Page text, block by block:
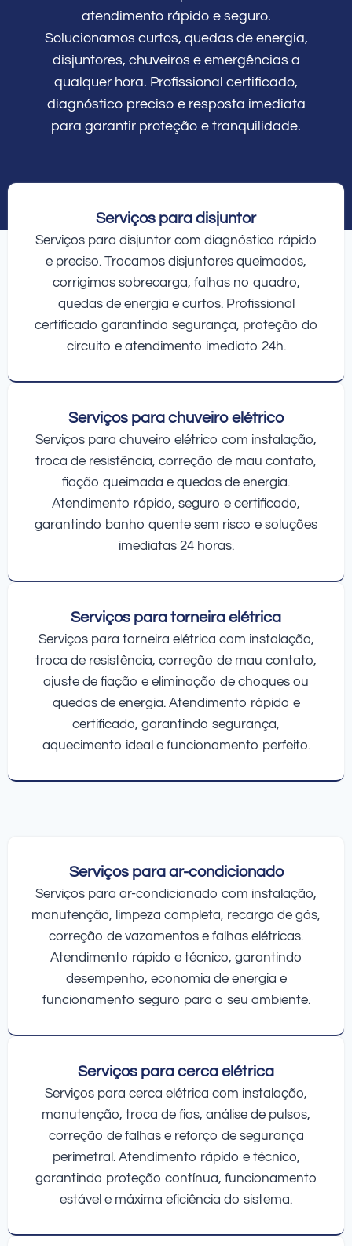
atendimento rápido e seguro.
Solucionamos curtos, quedas de energia,
disjuntores, chuveiros e emergências a
qualquer hora. Profissional certificado,
diagnóstico preciso e resposta imediata
para garantir proteção e tranquilidade.
Serviços para disjuntor
Serviços para disjuntor com diagnóstico rápido
e preciso. Trocamos disjuntores queimados,
corrigimos sobrecarga, falhas no quadro,
quedas de energia e curtos. Profissional
certificado garantindo segurança, proteção do
circuito e atendimento imediato 24h.
Serviços para chuveiro elétrico
Serviços para chuveiro elétrico com instalação,
troca de resistência, correção de mau contato,
fiação queimada e quedas de energia.
Atendimento rápido, seguro e certificado,
garantindo banho quente sem risco e soluções
imediatas 24 horas.
Serviços para torneira elétrica
Serviços para torneira elétrica com instalação,
troca de resistência, correção de mau contato,
ajuste de fiação e eliminação de choques ou
quedas de energia. Atendimento rápido e
certificado, garantindo segurança,
aquecimento ideal e funcionamento perfeito.
Serviços para ar-condicionado
Serviços para ar-condicionado com instalação,
manutenção, limpeza completa, recarga de gás,
correção de vazamentos e falhas elétricas.
Atendimento rápido e técnico, garantindo
desempenho, economia de energia e
funcionamento seguro para o seu ambiente.
Serviços para cerca elétrica
Serviços para cerca elétrica com instalação,
manutenção, troca de fios, análise de pulsos,
correção de falhas e reforço de segurança
perimetral. Atendimento rápido e técnico,
garantindo proteção contínua, funcionamento
estável e máxima eficiência do sistema.